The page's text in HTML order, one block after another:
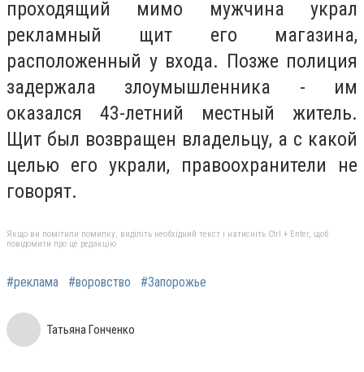
проходящий мимо мужчина украл
рекламный щит его магазина,
расположенный у входа. Позже полиция
задержала злоумышленника - им
оказался 43-летний местный житель.
Щит был возвращен владельцу, а с какой
целью его украли, правоохранители не
говорят.
Якщо ви помітили помилку, виділіть необхідний текст і натисніть Ctrl + Enter, щоб
повідомити про це редакцію
#реклама #воровство #Запорожье
Татьяна Гонченко